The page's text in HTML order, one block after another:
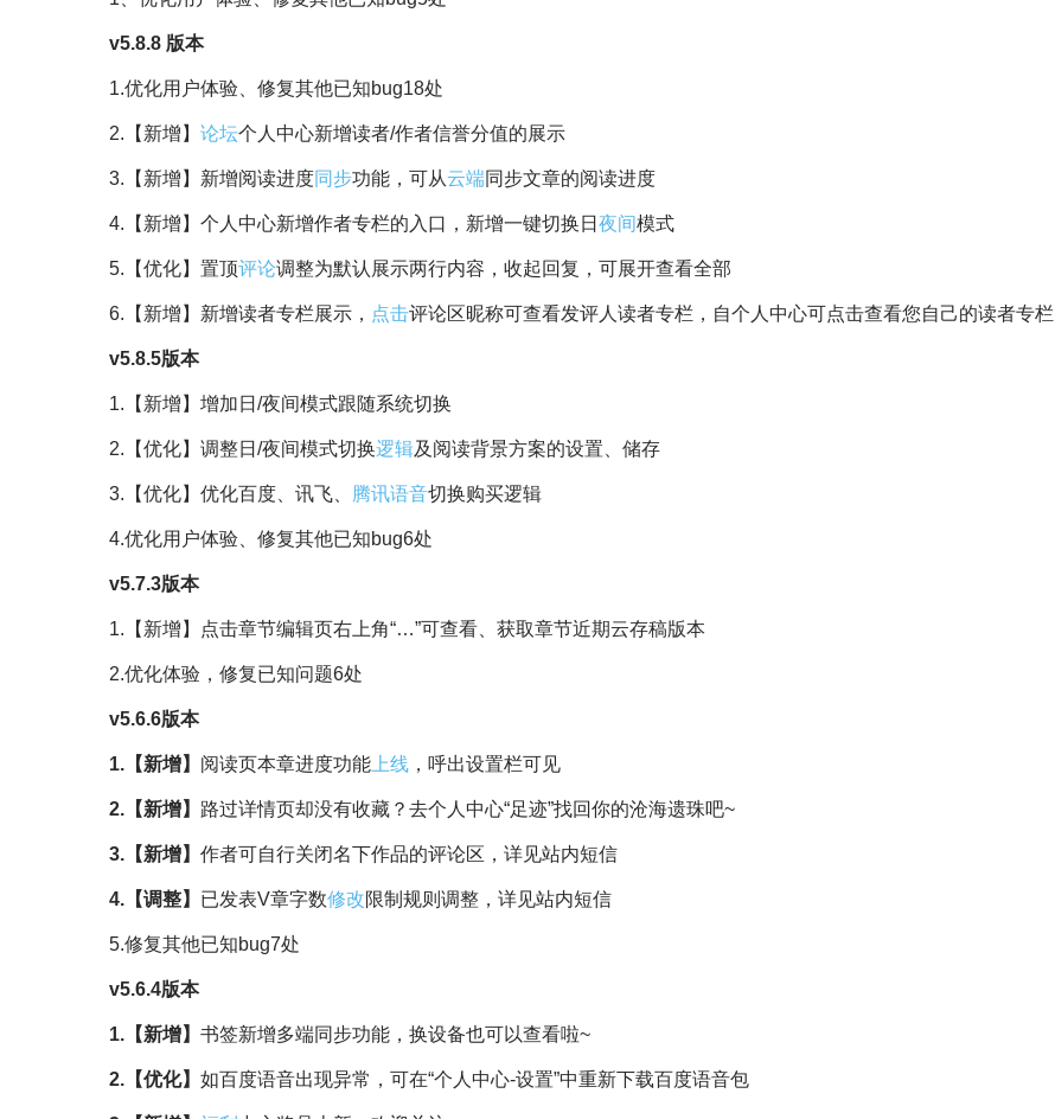
v5.8.8 版本
1.优化用户体验、修复其他已知bug18处
2.【新增】 论坛个人中心新增读者/作者信誉分值的展示
3.【新增】新增阅读进度同步功能，可从云端同步文章的阅读进度
4.【新增】个人中心新增作者专栏的入口，新增一键切换日 夜间模式
5.【优化】置顶评论调整为默认展示两行内容，收起回复，可展开查看全部
6.【新增】新增读者专栏展示， 点击评论区昵称可查看发评人读者专栏，自个人中心可点击查看您自己的读者专栏
v5.8.5版本
1.【新增】增加日/夜间模式跟随系统切换
2.【优化】调整日/夜间模式切换逻辑及阅读背景方案的设置、储存
3.【优化】优化百度、讯飞、 腾讯语音切换购买逻辑
4.优化用户体验、修复其他已知bug6处
v5.7.3版本
1.【新增】点击章节编辑页右上角“…”可查看、获取章节近期云存稿版本
2.优化体验，修复已知问题6处
v5.6.6版本
1.【新增】 阅读页本章进度功能 上线 ，呼出设置栏可见
2.【新增】 路过详情页却没有收藏？去个人中心“足迹”找回你的沧海遗珠吧~
3.【新增】 作者可自行关闭名下作品的评论区，详见站内短信
4.【调整】 已发表V章字数修改限制规则调整，详见站内短信
5.修复其他已知bug7处
v5.6.4版本
1.【新增】 书签新增多端同步功能，换设备也可以查看啦~
2.【优化】 如百度语音出现异常，可在“个人中心-设置”中重新下载百度语音包